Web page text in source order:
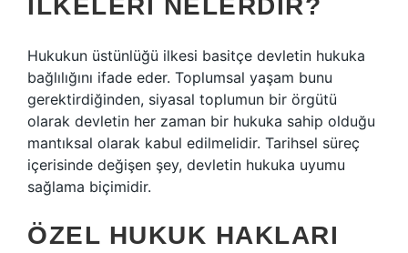
ILKELERI NELERDIR?
Hukukun üstünlüğü ilkesi basitçe devletin hukuka
bağlılığını ifade eder. Toplumsal yaşam bunu
gerektirdiğinden, siyasal toplumun bir örgütü
olarak devletin her zaman bir hukuka sahip olduğu
mantıksal olarak kabul edilmelidir. Tarihsel süreç
içerisinde değişen şey, devletin hukuka uyumu
sağlama biçimidir.
ÖZEL HUKUK HAKLARI